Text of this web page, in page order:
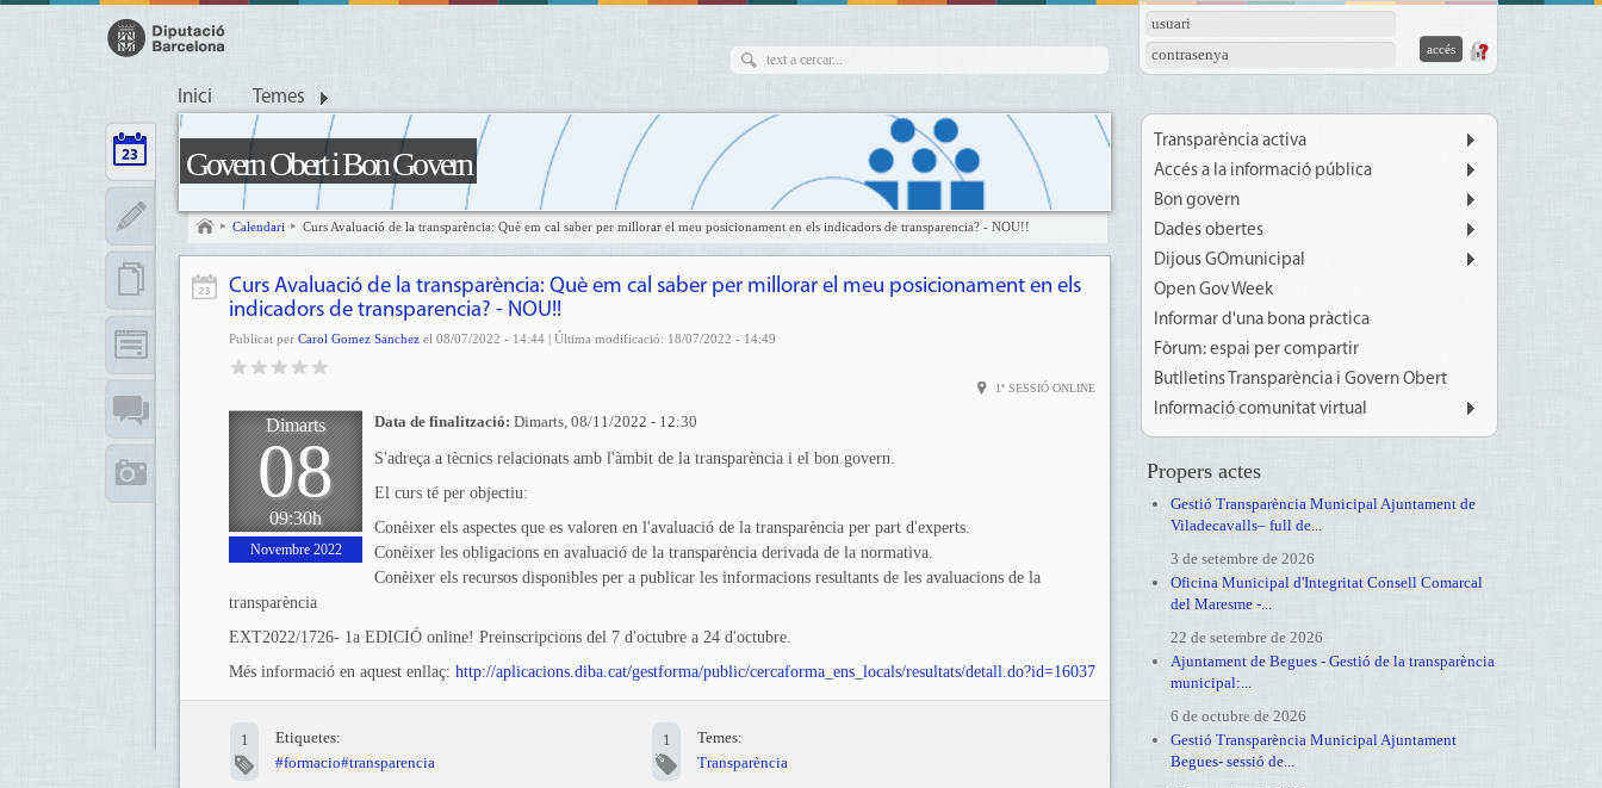
usuari
contrasenya
Inici Temes
Govern Obert i Bon Govern
Calendari Curs Avaluació de la transparència: Què em cal saber per millorar el meu posicionament en els indicadors de transparencia? - NOU!!
Curs Avaluació de la transparència: Què em cal saber per millorar el meu posicionament en els
indicadors de transparencia? - NOU!!
Publicat per Carol Gomez Sanchez el 08/07/2022 - 14:44 | Última modificació: 18/07/2022 - 14:49
1ª SESSIÓ ONLINE
Dimarts
08
09:30h
Novembre 2022
Data de finalització: Dimarts, 08/11/2022 - 12:30
S'adreça a tècnics relacionats amb l'àmbit de la transparència i el bon govern.
El curs té per objectiu:
Conèixer els aspectes que es valoren en l'avaluació de la transparència per part d'experts.
Conèixer les obligacions en avaluació de la transparència derivada de la normativa.
Conèixer els recursos disponibles per a publicar les informacions resultants de les avaluacions de la
transparència
EXT2022/1726- 1a EDICIÓ online! Preinscripcions del 7 d'octubre a 24 d'octubre.
Més informació en aquest enllaç: http://aplicacions.diba.cat/gestforma/public/cercaforma_ens_locals/resultats/detall.do?id=16037
1
Etiquetes:
#formacio#transparencia
1
Temes:
Transparència
Transparència activa
Accés a la informació pública
Bon govern
Dades obertes
Dijous GOmunicipal
Open Gov Week
Informar d'una bona pràctica
Fòrum: espai per compartir
Butlletins Transparència i Govern Obert
Informació comunitat virtual
Propers actes
Gestió Transparència Municipal Ajuntament de
Viladecavalls– full de...
3 de setembre de 2026
Oficina Municipal d'Integritat Consell Comarcal
del Maresme -...
22 de setembre de 2026
Ajuntament de Begues - Gestió de la transparència
municipal:...
6 de octubre de 2026
Gestió Transparència Municipal Ajuntament
Begues- sessió de...